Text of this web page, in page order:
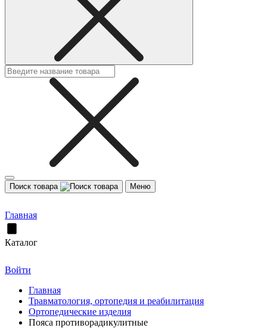
Поиск товара Меню
Главная
Каталог
Войти
Главная
Травматология, ортопедия и реабилитация
Ортопедические изделия
Пояса противорадикулитные